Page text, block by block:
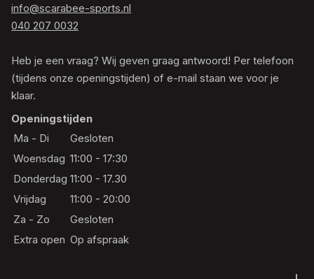
info@scarabee-sports.nl
040 207 0032
Heb je een vraag? Wij geven graag antwoord! Per telefoon
(tijdens onze openingstijden) of e-mail staan we voor je
klaar.
Openingstijden
Ma - Di
Gesloten
Woensdag 11:00 - 17:30
Donderdag 11:00 - 17.30
Vrijdag
11:00 - 20:00
Za - Zo
Gesloten
Extra open Op afspraak